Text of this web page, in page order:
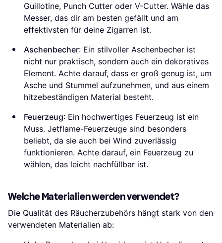
Guillotine, Punch Cutter oder V-Cutter. Wähle das
Messer, das dir am besten gefällt und am
effektivsten für deine Zigarren ist.
Aschenbecher: Ein stilvoller Aschenbecher ist
nicht nur praktisch, sondern auch ein dekoratives
Element. Achte darauf, dass er groß genug ist, um
Asche und Stummel aufzunehmen, und aus einem
hitzebeständigen Material besteht.
Feuerzeug: Ein hochwertiges Feuerzeug ist ein
Muss. Jetflame-Feuerzeuge sind besonders
beliebt, da sie auch bei Wind zuverlässig
funktionieren. Achte darauf, ein Feuerzeug zu
wählen, das leicht nachfüllbar ist.
Welche Materialien werden verwendet?
Die Qualität des Räucherzubehörs hängt stark von den
verwendeten Materialien ab: